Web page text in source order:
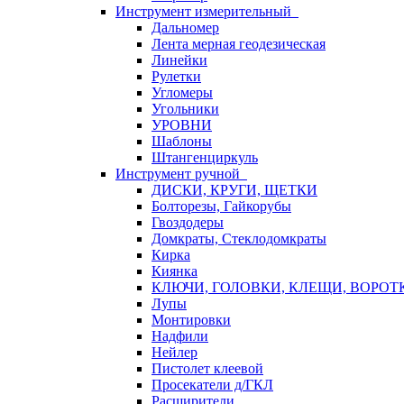
Инструмент измерительный
Дальномер
Лента мерная геодезическая
Линейки
Рулетки
Угломеры
Угольники
УРОВНИ
Шаблоны
Штангенциркуль
Инструмент ручной
ДИСКИ, КРУГИ, ЩЕТКИ
Болторезы, Гайкорубы
Гвоздодеры
Домкраты, Стеклодомкраты
Кирка
Киянка
КЛЮЧИ, ГОЛОВКИ, КЛЕЩИ,
Лупы
Монтировки
Надфили
Нейлер
Пистолет клеевой
Просекатели д/ГКЛ
Расширители